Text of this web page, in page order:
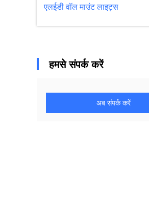
एलईडी वॉल माउंट लाइट्स
हमसे संपर्क करें
अब संपर्क करें